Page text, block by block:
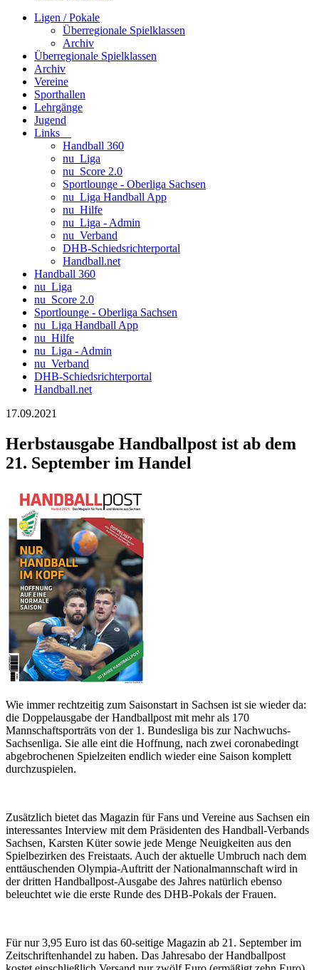
Ligen / Pokale
Überregionale Spielklassen
Archiv
Überregionale Spielklassen
Archiv
Vereine
Sporthallen
Lehrgänge
Jugend
Links
Handball 360
nu_Liga
nu_Score 2.0
Sportlounge - Oberliga Sachsen
nu_Liga Handball App
nu_Hilfe
nu_Liga - Admin
nu_Verband
DHB-Schiedsrichterportal
Handball.net
Handball 360
nu_Liga
nu_Score 2.0
Sportlounge - Oberliga Sachsen
nu_Liga Handball App
nu_Hilfe
nu_Liga - Admin
nu_Verband
DHB-Schiedsrichterportal
Handball.net
17.09.2021
Herbstausgabe Handballpost ist ab dem
21. September im Handel
Wie immer rechtzeitig zum Saisonstart in Sachsen ist sie wieder da:
die Doppelausgabe der Handballpost mit mehr als 170
Mannschaftsporträts von der 1. Bundesliga bis zur Nachwuchs-
Sachsenliga. Sie alle eint die Hoffnung, nach zwei coronabedingt
abgebrochenen Spielzeiten endlich wieder eine Saison komplett
durchzuspielen.
Zusätzlich bietet das Magazin für Fans und Vereine aus Sachsen ein
interessantes Interview mit dem Präsidenten des Handball-Verbands
Sachsen, Karsten Küter sowie jede Menge Neuigkeiten aus den
Spielbezirken des Freistaats. Auch der aktuelle Umbruch nach dem
enttäuschenden Olympia-Auftritt der Nationalmannschaft wird in
der dritten Handballpost-Ausgabe des Jahres natürlich ebenso
beleuchtet wie die erste Runde des DHB-Pokals der Frauen.
Für nur 3,95 Euro ist das 60-seitige Magazin ab 21. September im
Zeitschriftenhandel zu haben. Das Jahresabo der Handballpost